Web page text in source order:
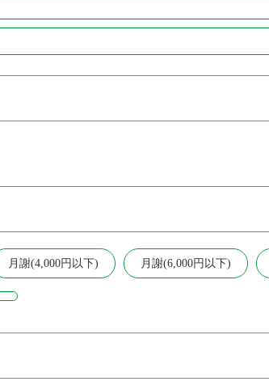
月謝(4,000円以下) 月謝(6,000円以下)